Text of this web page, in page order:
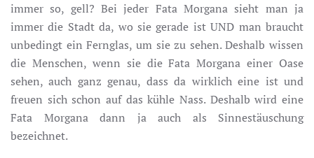
immer so, gell? Bei jeder Fata Morgana sieht man ja
immer die Stadt da, wo sie gerade ist UND man braucht
unbedingt ein Fernglas, um sie zu sehen. Deshalb wissen
die Menschen, wenn sie die Fata Morgana einer Oase
sehen, auch ganz genau, dass da wirklich eine ist und
freuen sich schon auf das kühle Nass. Deshalb wird eine
Fata Morgana dann ja auch als Sinnestäuschung
bezeichnet.